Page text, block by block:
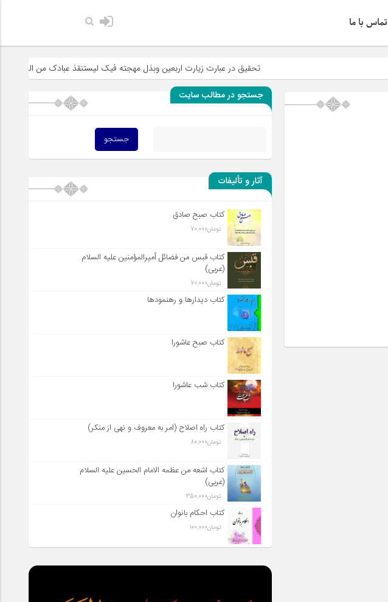
تماس با ما
تحقیق در عبارت زیارت اربعین وبذل مهجته فیک لیستنقذ عبادک من الجهاله
جستجو در مطالب سایت
آثار و تألیفات
کتاب صبح صادق
تومان70,000
کتاب قبس من فضائل أميرالمؤمنين علیه السلام
(عربی)
تومان70,000
کتاب دیدارها و رهنمودها
کتاب صبح عاشورا
کتاب شب عاشورا
کتاب راه اصلاح (امر به معروف و نهی از منکر)
تومان80,000
کتاب اشعه من عظمه الامام الحسین علیه السلام
(عربی)
تومان350,000
کتاب احکام بانوان
تومان100,000